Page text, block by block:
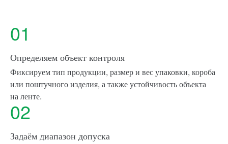
01
Определяем объект контроля
Фиксируем тип продукции, размер и вес упаковки, короба
или поштучного изделия, а также устойчивость объекта
на ленте.
02
Задаём диапазон допуска